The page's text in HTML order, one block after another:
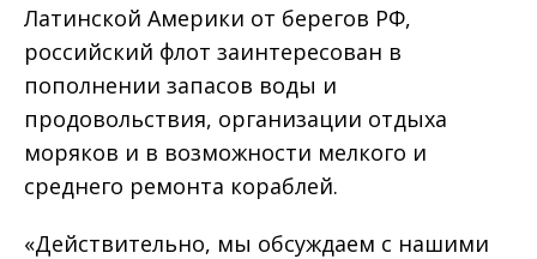
Латинской Америки от берегов РФ,
российский флот заинтересован в
пополнении запасов воды и
продовольствия, организации отдыха
моряков и в возможности мелкого и
среднего ремонта кораблей.
«Действительно, мы обсуждаем с нашими